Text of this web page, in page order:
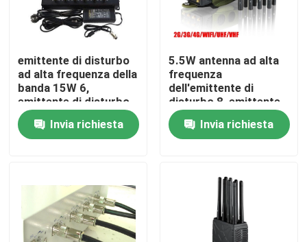
Prodotti
Video
emittente di disturbo
ad alta frequenza della
banda 15W 6,
emittente di disturbo
mobile del segnale
della rete per la sala
riunioni
Invia richiesta
5.5W antenna ad alta
frequenza
dell'emittente di
disturbo 8, emittente
di disturbo portatile
del telefono cellulare
con il caso di nylon
Invia richiesta